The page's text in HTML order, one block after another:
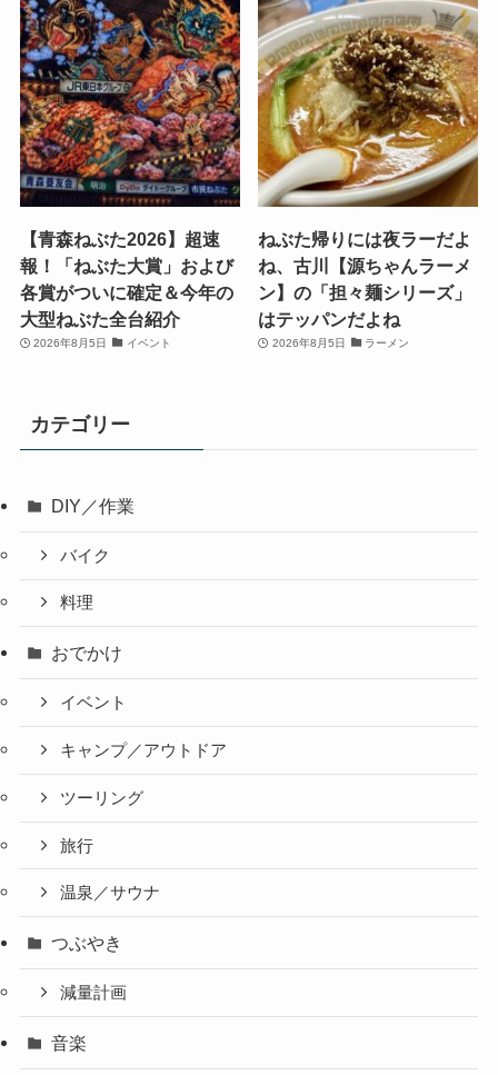
【青森ねぶた2026】超速
報！「ねぶた大賞」および
各賞がついに確定＆今年の
大型ねぶた全台紹介
2026年8月5日 イベント
ねぶた帰りには夜ラーだよ
ね、古川【源ちゃんラーメ
ン】の「担々麺シリーズ」
はテッパンだよね
2026年8月5日 ラーメン
カテゴリー
DIY／作業
バイク
料理
おでかけ
イベント
キャンプ／アウトドア
ツーリング
旅行
温泉／サウナ
つぶやき
減量計画
音楽